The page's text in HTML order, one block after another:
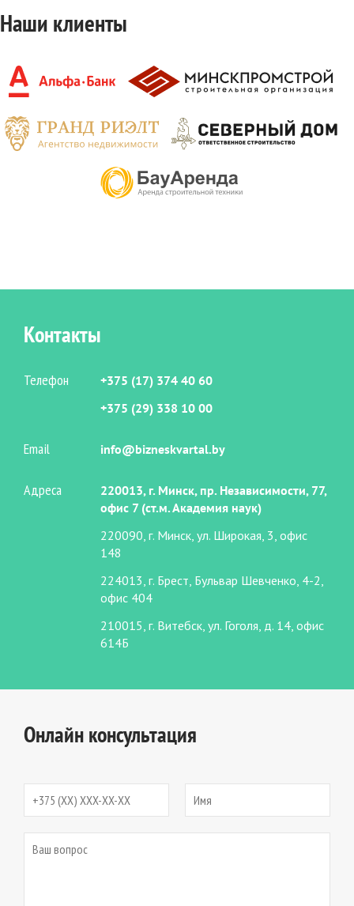
Наши клиенты
Онлайн консультация
Контакты
Телефон
+375 (17) 374 40 60
+375 (29) 338 10 00
Email info@bizneskvartal.by
Адреса
220013, г. Минск, пр. Независимости, 77,
офис 7 (ст.м. Академия наук)
220090, г. Минск, ул. Широкая, 3, офис
148
224013, г. Брест, Бульвар Шевченко, 4-2,
офис 404
210015, г. Витебск, ул. Гоголя, д. 14, офис
614Б